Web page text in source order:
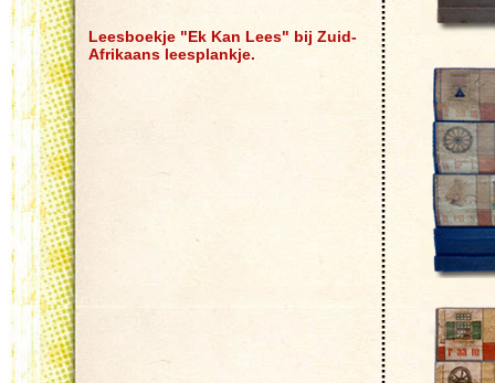
Leesboekje "Ek Kan Lees" bij Zuid-
Afrikaans leesplankje.